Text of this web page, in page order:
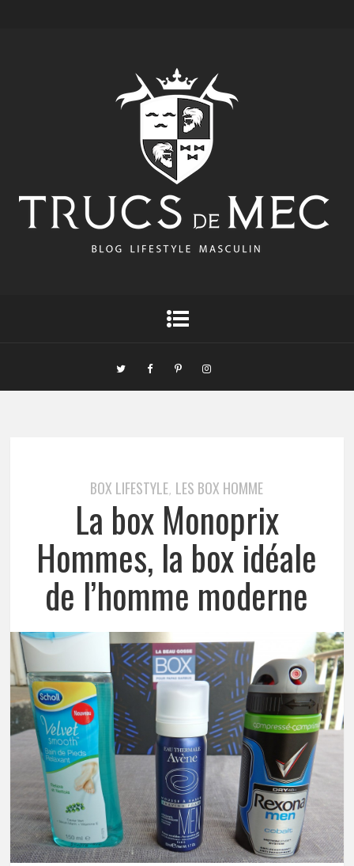
BOX LIFESTYLE, LES BOX HOMME
La box Monoprix
Hommes, la box idéale
de l’homme moderne